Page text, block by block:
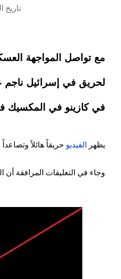
تاريخ التحديث 25
مع تواصل المواجهة
لحريق في إسرائيل ناجم
في كازينو في المكسيك في
يظهر الفيديو حريقاً هائلاً
وجاء في التعليقات المرافقة أن